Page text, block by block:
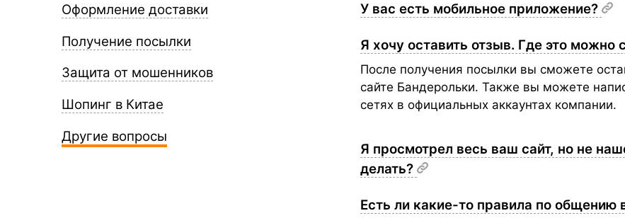
Оформление доставки
Получение посылки
Защита от мошенников
Шопинг в Китае
Другие вопросы
У вас есть мобильное приложение?
Я хочу оставить отзыв. Где это можно
После получения посылки вы сможете
сайте Бандерольки. Также вы можете
сетях в официальных аккаунтах компании.
Я просмотрел весь ваш сайт, но не
делать?
Есть ли какие-то правила по общению